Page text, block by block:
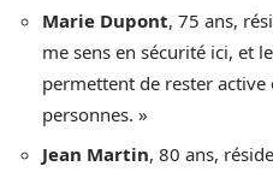
Marie Dupont, 75 ans,
me sens en sécurité ici, et
permettent de rester
personnes. »
Jean Martin, 80 ans,